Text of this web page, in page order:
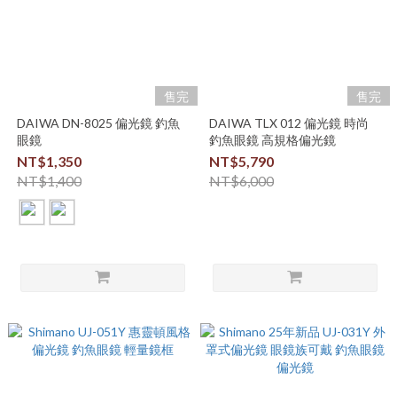
售完
DAIWA DN-8025 偏光鏡 釣魚
眼鏡
NT$1,350
NT$1,400
售完
DAIWA TLX 012 偏光鏡 時尚
釣魚眼鏡 高規格偏光鏡
NT$5,790
NT$6,000